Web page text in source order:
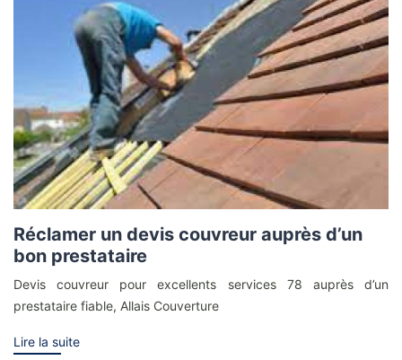
Réclamer un devis couvreur auprès d’un
bon prestataire
Devis couvreur pour excellents services 78 auprès d’un
prestataire fiable, Allais Couverture
Lire la suite